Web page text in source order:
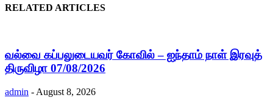
RELATED ARTICLES
வல்வை கப்பலுடையவர் கோவில் – ஐந்தாம் நாள் இரவுத்
திருவிழா 07/08/2026
admin - August 8, 2026